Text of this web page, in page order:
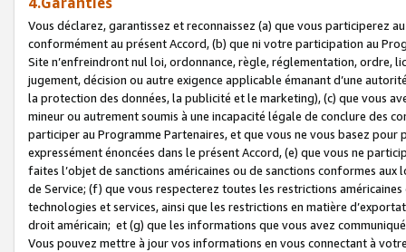
Vous déclarez, garantissez et reconnaissez (a) que vous participerez
conformément au présent Accord, (b) que ni votre participation au
Site n’enfreindront nul loi, ordonnance, règle, réglementation, ordre,
jugement, décision ou autre exigence applicable émanant d’une
la protection des données, la publicité et le marketing), (c) que vous
mineur ou autrement soumis à une incapacité légale de conclure des
participer au Programme Partenaires, et que vous ne vous basez
expressément énoncées dans le présent Accord, (e) que vous ne
faites l’objet de sanctions américaines ou de sanctions conformes
de Service; (f) que vous respecterez toutes les restrictions
technologies et services, ainsi que les restrictions en matière
droit américain; et (g) que les informations que vous avez
Vous pouvez mettre à jour vos informations en vous connectant à